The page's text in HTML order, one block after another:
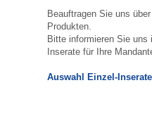
Beauftragen Sie uns
Produkten.
Bitte informieren Sie
Inserate für Ihre
Auswahl Einzel-